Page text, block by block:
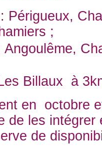
Périgueux,
;
Billaux à
en octobre
de les intégrer
de